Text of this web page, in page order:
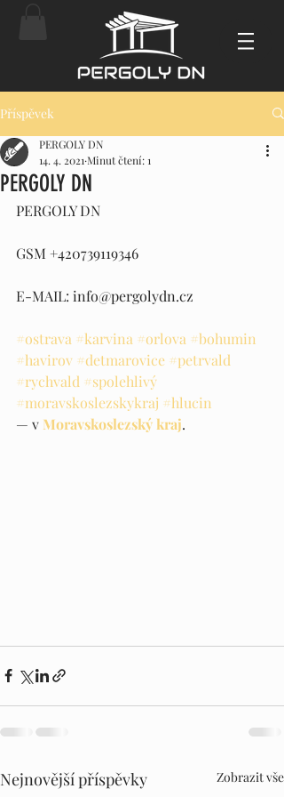
Příspěvek
PERGOLY DN
PERGOLY DN
14. 4. 2021 Minut čtení: 1
PERGOLY DN
GSM +420739119346
E-MAIL: info@pergolydn.cz
#ostrava #karvina #orlova #bohumin
#havirov #detmarovice #petrvald
#rychvald #spolehlivý
#moravskoslezskykraj #hlucin
— v Moravskoslezský kraj.
Nejnovější příspěvky Zobrazit vše